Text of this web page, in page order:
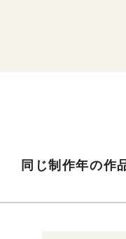
同じ制作年の作